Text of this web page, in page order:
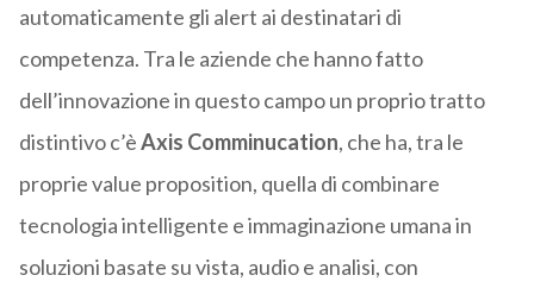
automaticamente gli alert ai destinatari di
competenza. Tra le aziende che hanno fatto
dell’innovazione in questo campo un proprio tratto
distintivo c’èAxis Comminucation, che ha, tra le
proprie value proposition, quella di combinare
tecnologia intelligente e immaginazione umana in
soluzioni basate su vista, audio e analisi, con